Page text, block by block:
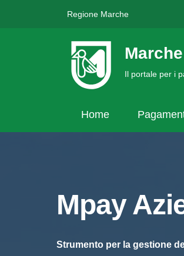
Regione Marche
Il portale per i
Home
Mpay
Strumento per la gestione